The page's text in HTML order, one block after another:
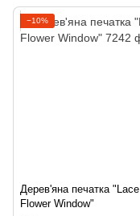
−10%
Дерев'яна печатка "Lace
Flower Window"